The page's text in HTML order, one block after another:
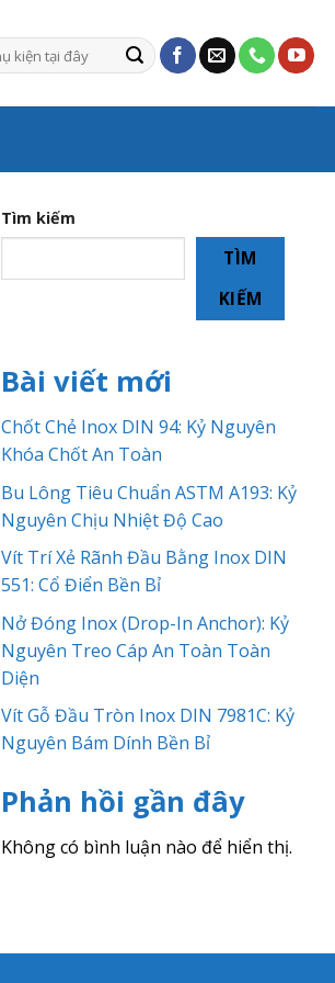
Tìm kiếm
TÌM
KIẾM
Bài viết mới
Chốt Chẻ Inox DIN 94: Kỷ Nguyên
Khóa Chốt An Toàn
Bu Lông Tiêu Chuẩn ASTM A193: Kỷ
Nguyên Chịu Nhiệt Độ Cao
Vít Trí Xẻ Rãnh Đầu Bằng Inox DIN
551: Cổ Điển Bền Bỉ
Nở Đóng Inox (Drop-In Anchor): Kỷ
Nguyên Treo Cáp An Toàn Toàn
Diện
Vít Gỗ Đầu Tròn Inox DIN 7981C: Kỷ
Nguyên Bám Dính Bền Bỉ
Phản hồi gần đây
Không có bình luận nào để hiển thị.